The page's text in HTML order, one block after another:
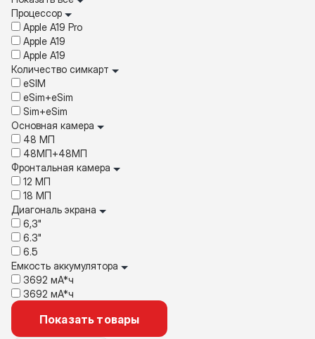
Процессор
Apple A19 Pro
Apple A19
Apple A19
Количество симкарт
eSIM
eSim+eSim
Sim+eSim
Основная камера
48 МП
48МП+48МП
Фронтальная камера
12 МП
18 MП
Диагональ экрана
6,3"
6.3"
6.5
Емкость аккумулятора
3692 мА*ч
3692 мА*ч
Показать товары